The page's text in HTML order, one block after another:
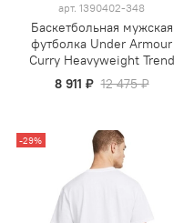
арт. 1390402-348
Баскетбольная мужская
футболка Under Armour
Curry Heavyweight Trend
8 911 ₽ 12 475 ₽
-29%